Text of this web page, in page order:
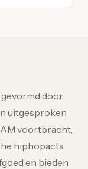
door
uitgesproken
voortbracht,
hiphopacts.
en bieden